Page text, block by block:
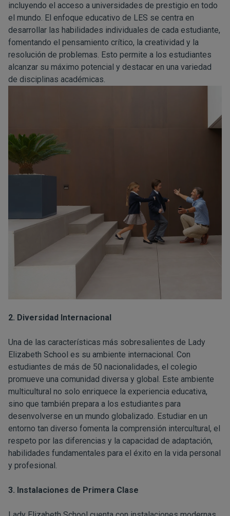
incluyendo el acceso a universidades de prestigio en todo
el mundo. El enfoque educativo de LES se centra en
desarrollar las habilidades individuales de cada estudiante,
fomentando el pensamiento crítico, la creatividad y la
resolución de problemas. Esto permite a los estudiantes
alcanzar su máximo potencial y destacar en una variedad
de disciplinas académicas.
2. Diversidad Internacional
Una de las características más sobresalientes de Lady
Elizabeth School es su ambiente internacional. Con
estudiantes de más de 50 nacionalidades, el colegio
promueve una comunidad diversa y global. Este ambiente
multicultural no solo enriquece la experiencia educativa,
sino que también prepara a los estudiantes para
desenvolverse en un mundo globalizado. Estudiar en un
entorno tan diverso fomenta la comprensión intercultural, el
respeto por las diferencias y la capacidad de adaptación,
habilidades fundamentales para el éxito en la vida personal
y profesional.
3. Instalaciones de Primera Clase